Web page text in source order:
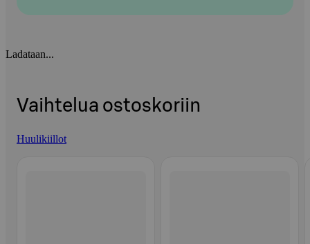
Ladataan...
Vaihtelua ostoskoriin
Huulikiillot